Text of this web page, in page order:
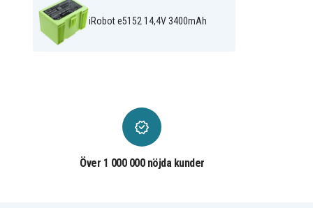
iRobot e5152 14,4V 3400mAh
Över 1 000 000 nöjda kunder